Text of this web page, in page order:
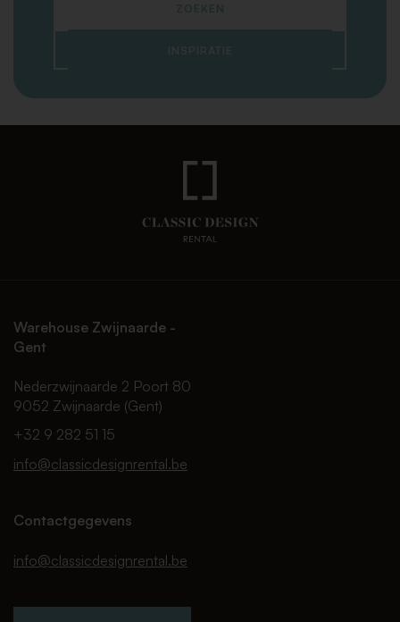
ZOEKEN
INSPIRATIE
Warehouse Zwijnaarde -
Gent
Nederzwijnaarde 2 Poort 80
9052 Zwijnaarde (Gent)
+32 9 282 51 15
info@classicdesignrental.be
Contactgegevens
info@classicdesignrental.be